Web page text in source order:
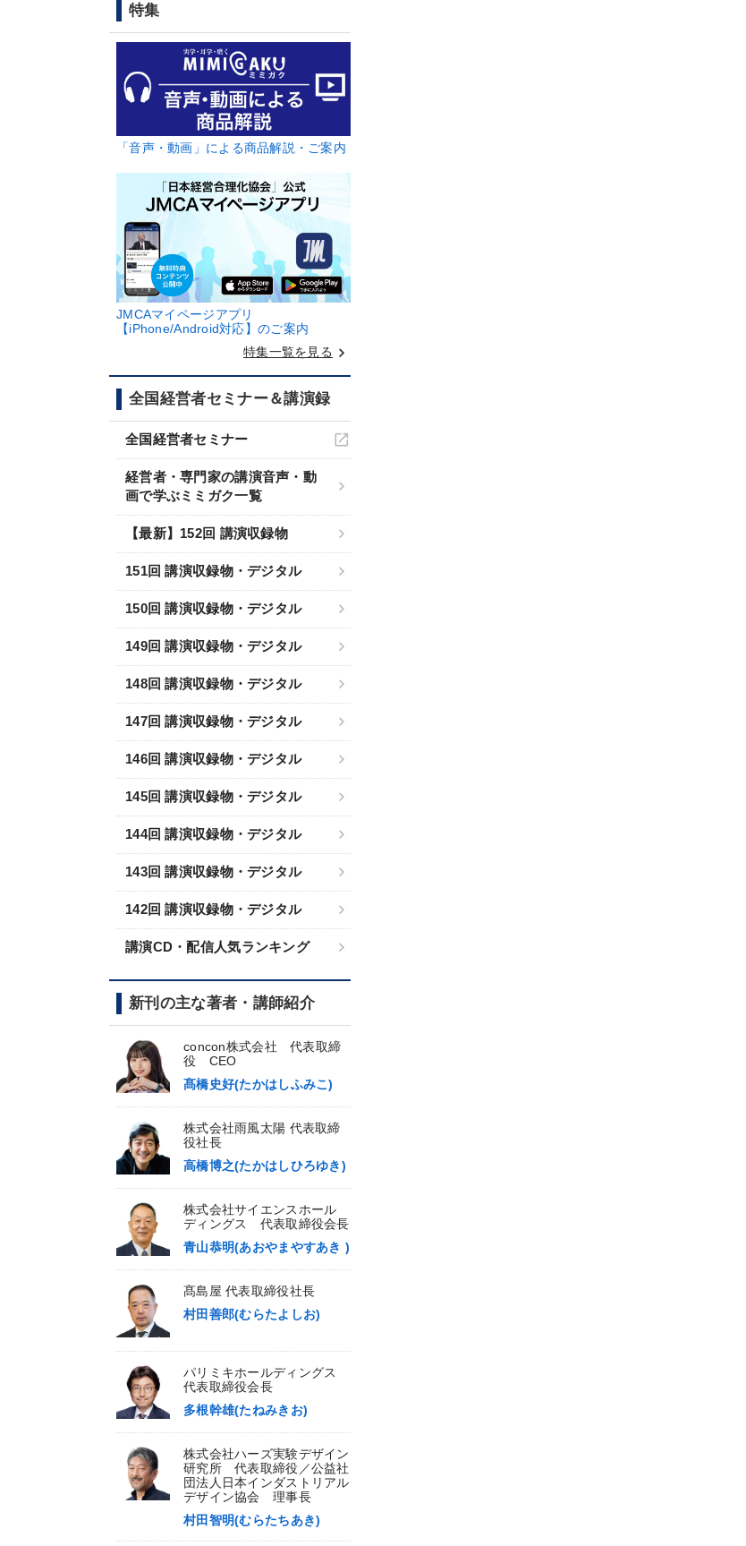
特集
「音声・動画」による商品解説・ご案内
JMCAマイページアプリ
【iPhone/Android対応】のご案内
特集一覧を見る keyboard_arrow_right
全国経営者セミナー＆講演録
全国経営者セミナー
経営者・専門家の講演音声・動
画で学ぶミミガク一覧
【最新】152回 講演収録物
151回 講演収録物・デジタル
150回 講演収録物・デジタル
149回 講演収録物・デジタル
148回 講演収録物・デジタル
147回 講演収録物・デジタル
146回 講演収録物・デジタル
145回 講演収録物・デジタル
144回 講演収録物・デジタル
143回 講演収録物・デジタル
142回 講演収録物・デジタル
講演CD・配信人気ランキング
新刊の主な著者・講師紹介
concon株式会社 代表取締
役 CEO
髙橋史好(たかはしふみこ)
株式会社雨風太陽 代表取締
役社長
高橋博之(たかはしひろゆき)
株式会社サイエンスホール
ディングス 代表取締役会長
青山恭明(あおやまやすあき )
髙島屋 代表取締役社長
村田善郎(むらたよしお)
パリミキホールディングス
代表取締役会長
多根幹雄(たねみきお)
株式会社ハーズ実験デザイン
研究所 代表取締役／公益社
団法人日本インダストリアル
デザイン協会 理事長
村田智明(むらたちあき)